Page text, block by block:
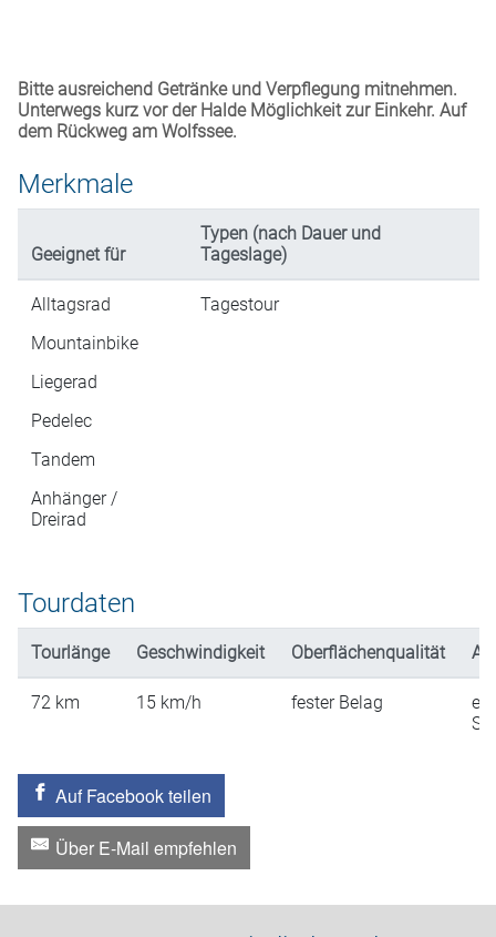
Bitte ausreichend Getränke und Verpflegung mitnehmen.
Unterwegs kurz vor der Halde Möglichkeit zur Einkehr. Auf
dem Rückweg am Wolfssee.
Merkmale
Geeignet für
Typen (nach Dauer und
Tageslage)
Alltagsrad
Mountainbike
Liegerad
Pedelec
Tandem
Anhänger /
Dreirad
Tagestour
Tourdaten
Tourlänge Geschwindigkeit Oberflächenqualität
72 km 15 km/h fester Belag
Auf Facebook teilen
Über E-Mail empfehlen